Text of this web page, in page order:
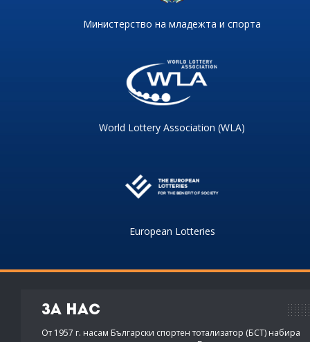
Министерство на младежта и спорта
World Lottery Association (WLA)
European Lotteries
За нас
От 1957 г. насам Български спортен тотализатор (БСТ) набира